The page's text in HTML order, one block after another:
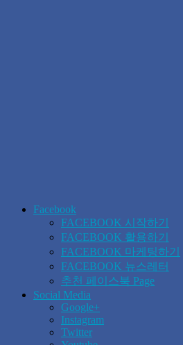
Facebook
FACEBOOK 시작하기
FACEBOOK 활용하기
FACEBOOK 마케팅하기
FACEBOOK 뉴스레터
추천 페이스북 Page
Social Media
Google+
Instagram
Twitter